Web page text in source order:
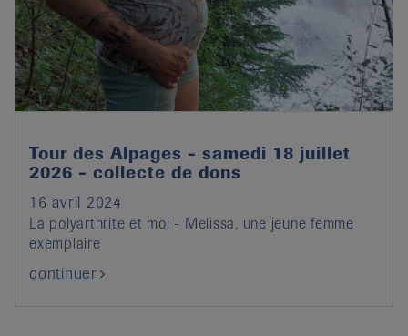
Tour des Alpages - samedi 18 juillet
2026 - collecte de dons
16 avril 2024
La polyarthrite et moi - Melissa, une jeune femme
exemplaire
continuer